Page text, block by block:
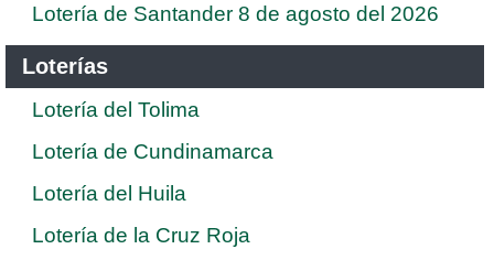
Lotería de Santander 8 de agosto del 2026
Loterías
Lotería del Tolima
Lotería de Cundinamarca
Lotería del Huila
Lotería de la Cruz Roja